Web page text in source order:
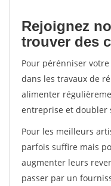
Rejoignez
trouver des
Pour pérénniser
dans les travaux de
alimenter
entreprise et doubler
Pour les meilleurs
parfois suffire mais
augmenter leurs
passer par un